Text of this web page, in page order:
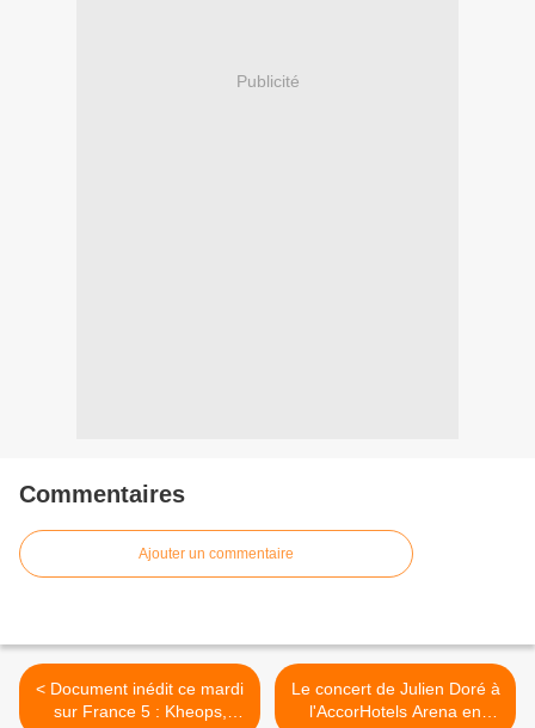
Publicité
Commentaires
Ajouter un commentaire
< Document inédit ce mardi
sur France 5 : Kheops,
Le concert de Julien Doré à
l'AccorHotels Arena en